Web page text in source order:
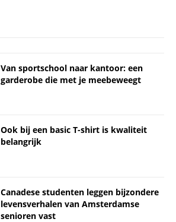
Van sportschool naar kantoor: een
garderobe die met je meebeweegt
Ook bij een basic T-shirt is kwaliteit
belangrijk
Canadese studenten leggen bijzondere
levensverhalen van Amsterdamse
senioren vast